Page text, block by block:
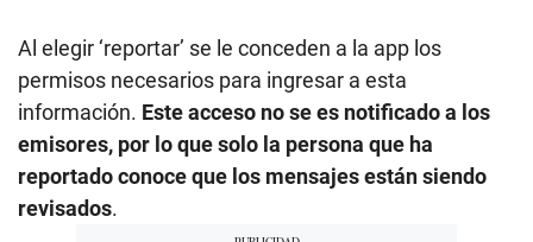
Al elegir ‘reportar’ se le conceden a la app los
permisos necesarios para ingresar a esta
información. Este acceso no se es notificado a los
emisores, por lo que solo la persona que ha
reportado conoce que los mensajes están siendo
revisados.